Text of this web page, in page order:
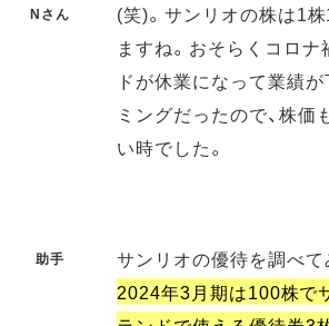
Nさん
(笑)。サンリオの株は1
ますね。おそらくコロ
ドが休業になって業績
ミングだったので、株価
い時でした。
助手
サンリオの優待を調べて
2024年3月期は100株で